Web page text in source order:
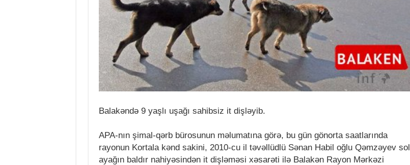
Balakəndə 9 yaşlı uşağı sahibsiz it dişləyib.
APA-nın şimal-qərb bürosunun məlumatına görə, bu gün gönorta saatlarında
rayonun Kortala kənd sakini, 2010-cu il təvəllüdlü Sənan Habil oğlu Qəmzəyev sol
ayağın baldır nahiyəsindən it dişləməsi xəsarəti ilə Balakən Rayon Mərkəzi